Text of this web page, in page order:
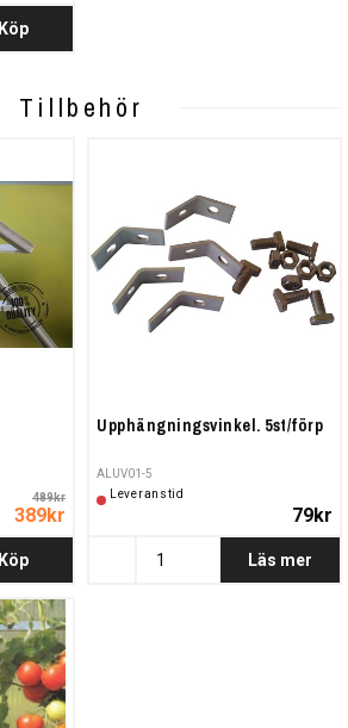
Köp
Tillbehör
489kr
389kr
Köp
Upphängningsvinkel. 5st/förp
ALUV01-5
Leveranstid
79kr
Läs mer